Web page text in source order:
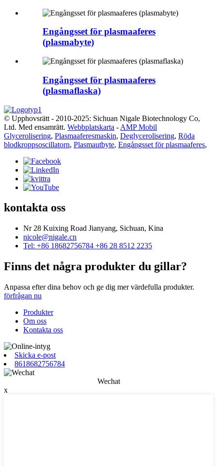
Engångsset för plasmaaferes
(plasmabyte)
Engångsset för plasmaaferes
(plasmaflaska)
© Upphovsrätt - 2010-2025: Sichuan Nigale Biotechnology Co,
Ltd. Med ensamrätt. Webbplatskarta - AMP Mobil
Glycerolisering, Plasmaaferesmaskin, Deglycerolisering, Röda
blodkroppsoscillatorn, Plasmautbyte, Engångsset för plasmaaferes,
kontakta oss
Nr 28 Kuixing Road Jianyang, Sichuan, Kina
nicole@nigale.cn
Tel: +86 18682756784 +86 28 8512 2235
Finns det några produkter du gillar?
Anpassa efter dina behov och ge dig mer värdefulla produkter.
förfrågan nu
Produkter
Om oss
Kontakta oss
Skicka e-post
8618682756784
Wechat
x